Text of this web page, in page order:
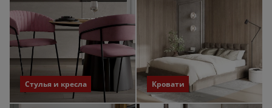
Стулья и кресла Кровати